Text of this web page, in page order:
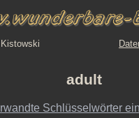
adult
Schlüsselwörter